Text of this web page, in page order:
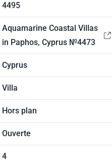
4495
Aquamarine Coastal Villas
in Paphos, Cyprus №4473
Cyprus
Villa
Hors plan
Ouverte
4